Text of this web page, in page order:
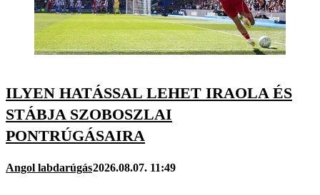
ILYEN HATÁSSAL LEHET IRAOLA ÉS
STÁBJA SZOBOSZLAI
PONTRÚGÁSAIRA
Angol labdarúgás2026.08.07. 11:49